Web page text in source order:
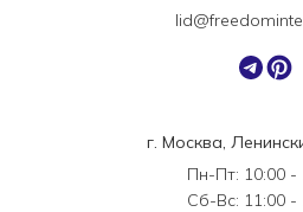
г. Москва,
Пн-Пт: 10:00 -
Сб-Вс: 11:00 -